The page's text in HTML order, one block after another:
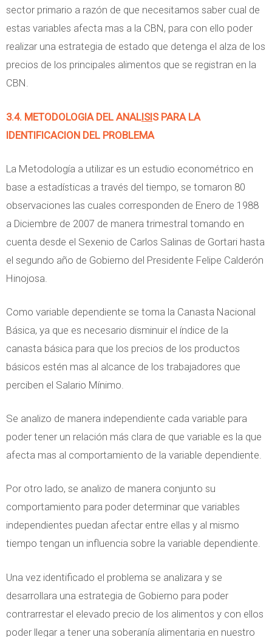
sector primario a razón de que necesitamos saber cual de
estas variables afecta mas a la CBN, para con ello poder
realizar una estrategia de estado que detenga el alza de los
precios de los principales alimentos que se registran en la
CBN.
3.4. METODOLOGIA DEL ANALISIS PARA LA
IDENTIFICACION DEL PROBLEMA
La Metodología a utilizar es un estudio econométrico en
base a estadísticas a través del tiempo, se tomaron 80
observaciones las cuales corresponden de Enero de 1988
a Diciembre de 2007 de manera trimestral tomando en
cuenta desde el Sexenio de Carlos Salinas de Gortari hasta
el segundo año de Gobierno del Presidente Felipe Calderón
Hinojosa.
Como variable dependiente se toma la Canasta Nacional
Básica, ya que es necesario disminuir el índice de la
canasta básica para que los precios de los productos
básicos estén mas al alcance de los trabajadores que
perciben el Salario Mínimo.
Se analizo de manera independiente cada variable para
poder tener un relación más clara de que variable es la que
afecta mas al comportamiento de la variable dependiente.
Por otro lado, se analizo de manera conjunto su
comportamiento para poder determinar que variables
independientes puedan afectar entre ellas y al mismo
tiempo tengan un influencia sobre la variable dependiente.
Una vez identificado el problema se analizara y se
desarrollara una estrategia de Gobierno para poder
contrarrestar el elevado precio de los alimentos y con ellos
poder llegar a tener una soberanía alimentaria en nuestro